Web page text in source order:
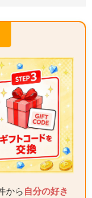
から 自分の好き